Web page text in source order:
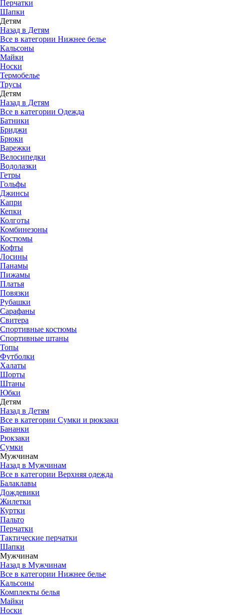
Перчатки
Шапки
Детям
Назад в Детям
Все в категории Нижнее белье
Кальсоны
Майки
Носки
Термобелье
Трусы
Детям
Назад в Детям
Все в категории Одежда
Батники
Бриджи
Брюки
Варежки
Велосипедки
Водолазки
Гетры
Гольфы
Джинсы
Капри
Кепки
Колготы
Комбинезоны
Костюмы
Кофты
Лосины
Панамы
Пижамы
Платья
Повязки
Рубашки
Сарафаны
Свитера
Спортивные костюмы
Спортивные штаны
Топы
Футболки
Халаты
Шорты
Штаны
Юбки
Детям
Назад в Детям
Все в категории Сумки и рюкзаки
Бананки
Рюкзаки
Сумки
Мужчинам
Назад в Мужчинам
Все в категории Верхняя одежда
Балаклавы
Дождевики
Жилетки
Куртки
Пальто
Перчатки
Тактические перчатки
Шапки
Мужчинам
Назад в Мужчинам
Все в категории Нижнее белье
Кальсоны
Комплекты белья
Майки
Носки